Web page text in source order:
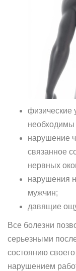
физические
необходимы
нарушение
связанное
нервных
нарушения
мужчин;
давящие
Все болезни
серьезными
состоянию
нарушением